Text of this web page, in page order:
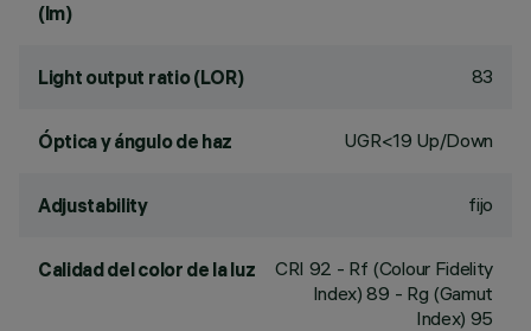
(lm)
Light output ratio (LOR) 83
Óptica y ángulo de haz UGR<19 Up/Down
Adjustability fijo
Calidad del color de la luz CRI 92 - Rf (Colour Fidelity
Index) 89 - Rg (Gamut
Index) 95